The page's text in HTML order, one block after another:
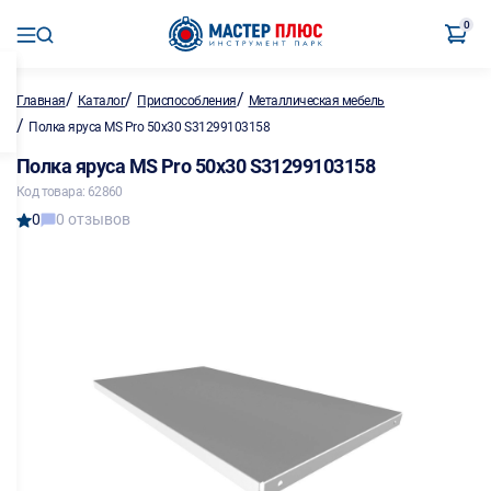
0
Главная/ Каталог/ Приспособления/ Металлическая мебель
/ Полка яруса MS Pro 50x30 S31299103158
Полка яруса MS Pro 50x30 S31299103158
Код товара: 62860
0 0 отзывов